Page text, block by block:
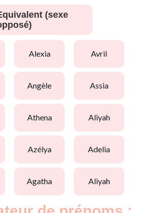
(sexe
alexia avril
angèle assia
athena aliyah
azélya adelia
agatha aliyah